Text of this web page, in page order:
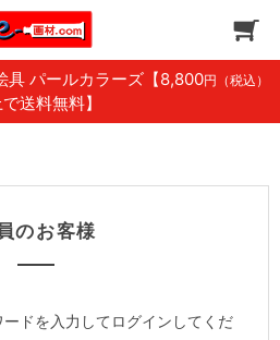
具 パールカラーズ 【8,800円（税込）
送料無料】
のお客様
ードを入力してログインしてくだ